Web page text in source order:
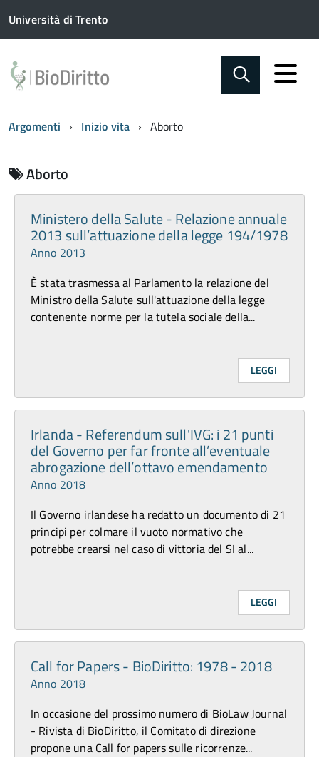
Università di Trento
Argomenti Inizio vita Aborto
Aborto
Ministero della Salute - Relazione annuale
2013 sull’attuazione della legge 194/1978
Anno 2013
È stata trasmessa al Parlamento la relazione del
Ministro della Salute sull'attuazione della legge
contenente norme per la tutela sociale della...
LEGGI
Irlanda - Referendum sull'IVG: i 21 punti
del Governo per far fronte all’eventuale
abrogazione dell’ottavo emendamento
Anno 2018
Il Governo irlandese ha redatto un documento di 21
principi per colmare il vuoto normativo che
potrebbe crearsi nel caso di vittoria del SI al...
LEGGI
Call for Papers - BioDiritto: 1978 - 2018
Anno 2018
In occasione del prossimo numero di BioLaw Journal
- Rivista di BioDiritto, il Comitato di direzione
propone una Call for papers sulle ricorrenze...